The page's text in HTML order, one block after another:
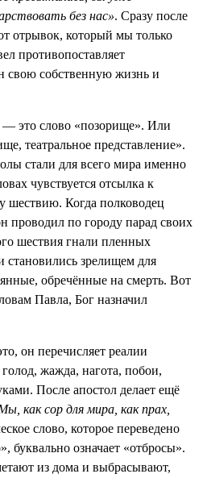
без нас». Сразу после
отрывок, который мы только
противопоставляет
свою собственную жизнь и
это слово «позорище». Или
театральное представление».
стали для всего мира именно
чувствуется отсылка к
шествию. Когда полководец
проводил по городу парад своих
шествия гнали пленных
зрелищем для
обречённые на смерть. Вот
Павла, Бог назначил
он перечисляет реалии
жажда, нагота, побои,
После апостол делает ещё
как сор для мира, как прах,
слово, которое переведено
буквально означает «отбросы».
из дома и выбрасывают,